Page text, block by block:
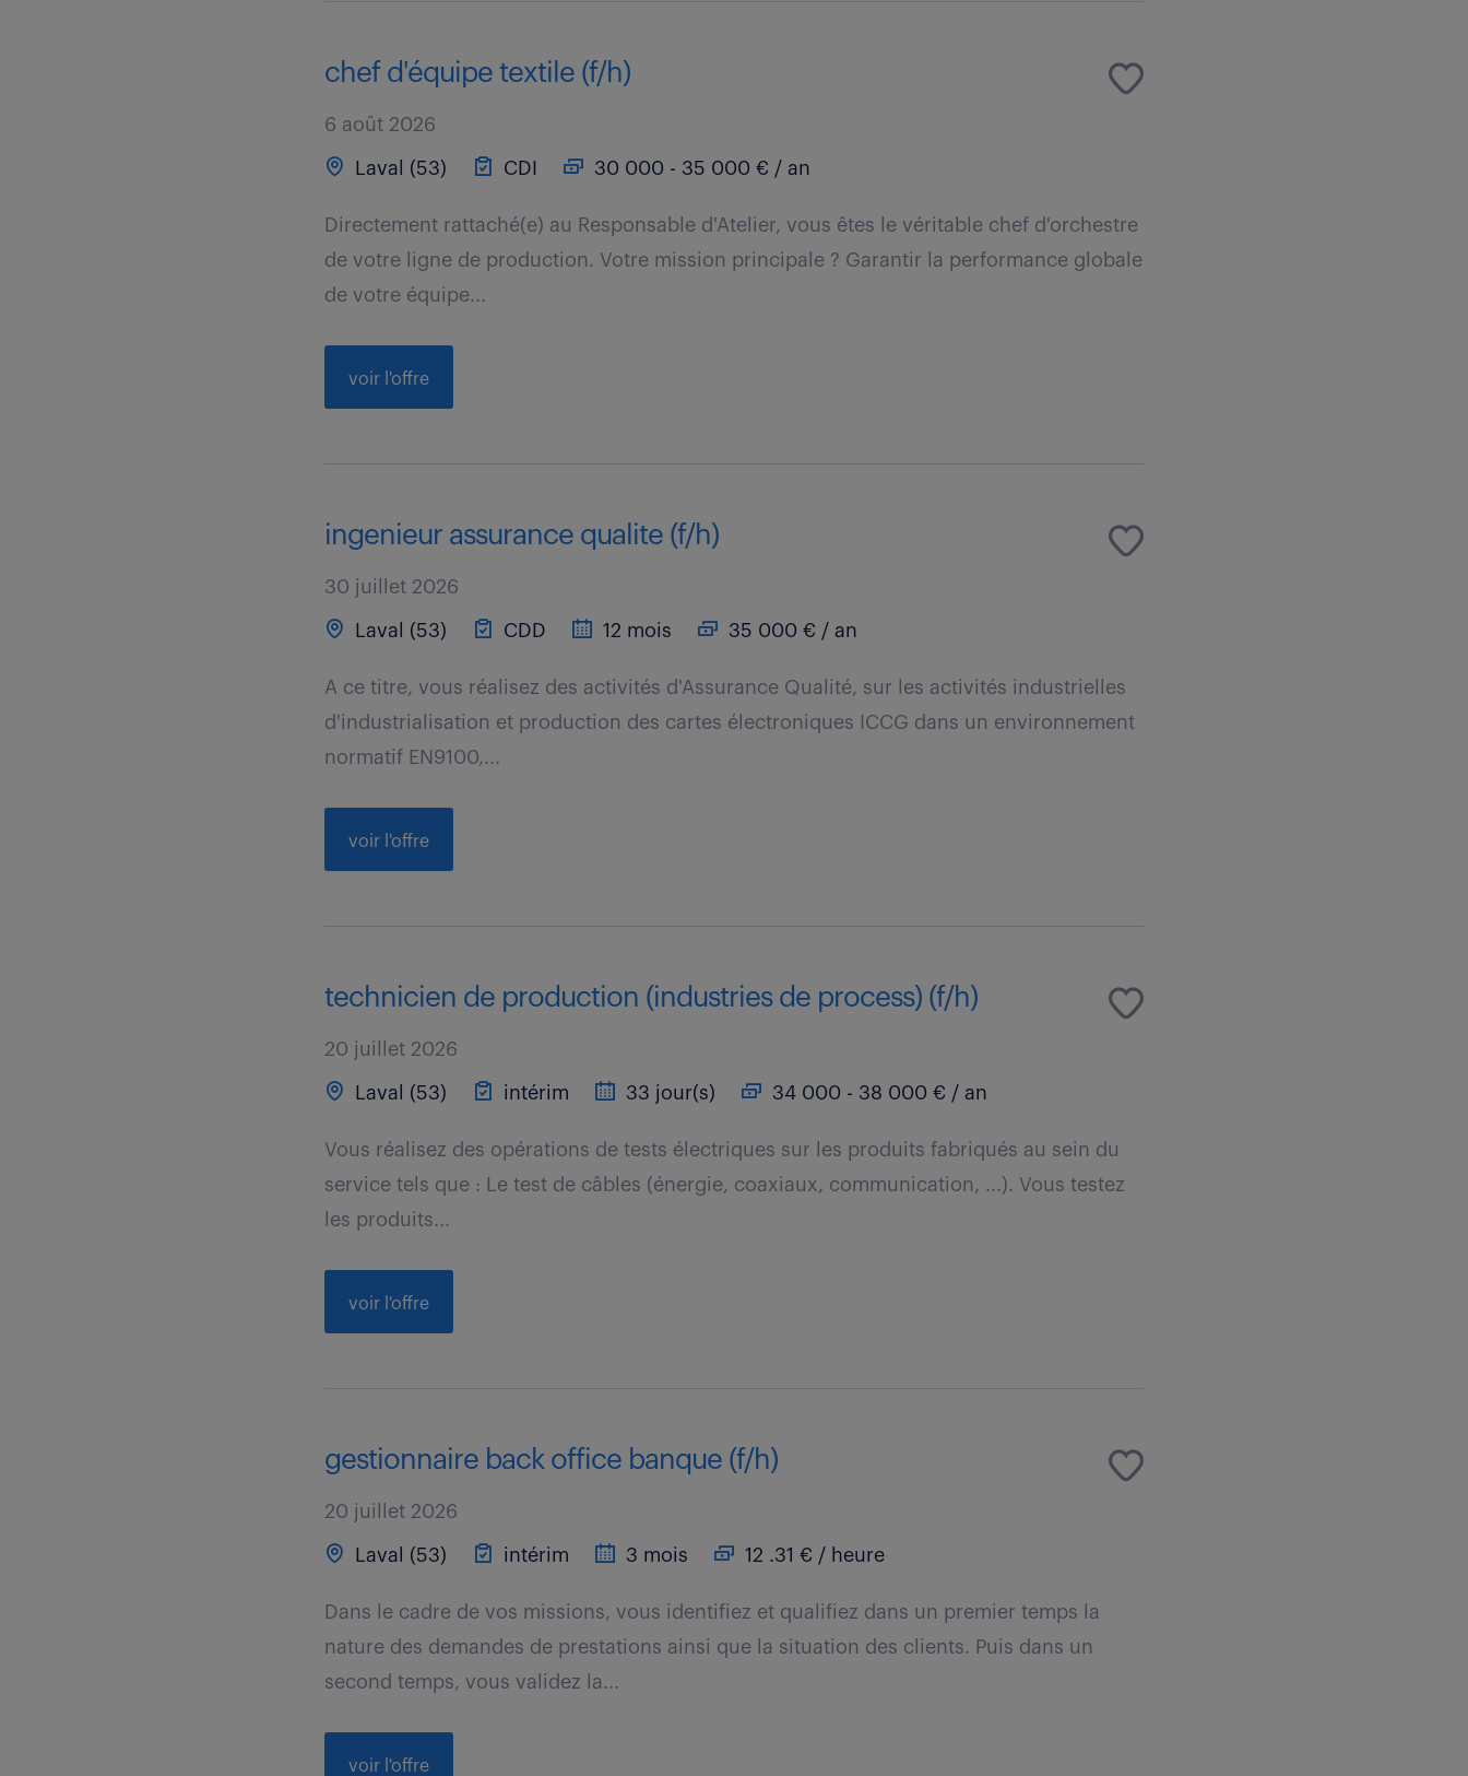
chef d'équipe textile (f/h)
6 août 2026
Laval (53) CDI 30 000 - 35 000 € / an
Directement rattaché(e) au Responsable d'Atelier, vous êtes le véritable chef d'orchestre
de votre ligne de production. Votre mission principale ? Garantir la performance globale
de votre équipe...
voir l'offre
ingenieur assurance qualite (f/h)
30 juillet 2026
Laval (53) CDD 12 mois 35 000 € / an
A ce titre, vous réalisez des activités d'Assurance Qualité, sur les activités industrielles
d'industrialisation et production des cartes électroniques ICCG dans un environnement
normatif EN9100,...
voir l'offre
technicien de production (industries de process) (f/h)
20 juillet 2026
Laval (53) intérim 33 jour(s) 34 000 - 38 000 € / an
Vous réalisez des opérations de tests électriques sur les produits fabriqués au sein du
service tels que : Le test de câbles (énergie, coaxiaux, communication, ...). Vous testez
les produits...
voir l'offre
gestionnaire back office banque (f/h)
20 juillet 2026
Laval (53) intérim 3 mois 12 .31 € / heure
Dans le cadre de vos missions, vous identifiez et qualifiez dans un premier temps la
nature des demandes de prestations ainsi que la situation des clients. Puis dans un
second temps, vous validez la...
voir l'offre